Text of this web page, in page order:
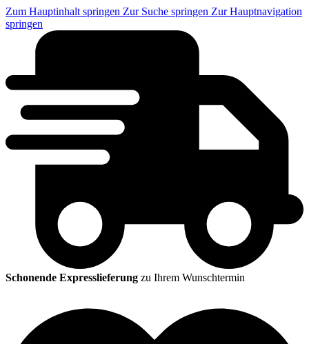
Zum Hauptinhalt springen Zur Suche springen Zur Hauptnavigation
springen
Schonende Expresslieferung zu Ihrem Wunschtermin